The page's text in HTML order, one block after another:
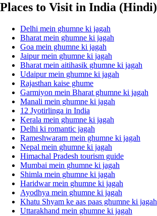
Places to Visit in India (Hindi)
Delhi mein ghumne ki jagah
Bharat mein ghumne ki jagah
Goa mein ghumne ki jagah
Jaipur mein ghumne ki jagah
Bharat mein aitihasik ghumne ki jagah
Udaipur mein ghumne ki jagah
Rajasthan kaise ghume
Garmiyon mein Bharat ghumne ki jagah
Manali mein ghumne ki jagah
12 Jyotirlinga in India
Kerala mein ghumne ki jagah
Delhi ki romantic jagah
Rameshwaram mein ghumne ki jagah
Nepal mein ghumne ki jagah
Himachal Pradesh tourism guide
Mumbai mein ghumne ki jagah
Shimla mein ghumne ki jagah
Haridwar mein ghumne ki jagah
Ayodhya mein ghumne ki jagah
Khatu Shyam ke aas paas ghumne ki jagah
Uttarakhand mein ghumne ki jagah